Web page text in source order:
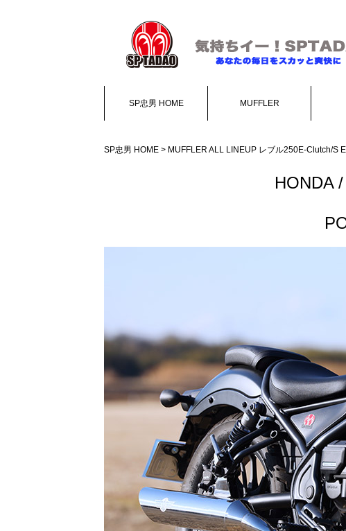
SP忠男 HOME MUFFLER
SP忠男 HOME > MUFFLER ALL LINEUP レブル250E-Clutch/S
HONDA